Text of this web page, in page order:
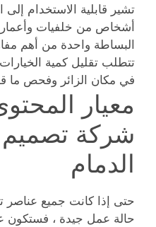
تشير قابلية الاستخدام
أشخاص من خلفيات
البساطة واحدة من أهم
تتطلب تقليل كمية
في مكان الزائر وفحص ما قد
معيار
شركة
الدمام
حتى إذا كانت جميع عناصر
حالة عمل جيدة ، فستكون